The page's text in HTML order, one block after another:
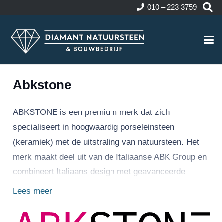
010 – 223 3759
Abkstone
ABKSTONE is een premium merk dat zich
specialiseert in hoogwaardig porseleinsteen
(keramiek) met de uitstraling van natuursteen. Het
merk maakt deel uit van de Italiaanse ABK Group en
combineert Italiaans design met geavanceerde
productietechnologie. ABKSTONE richt zich vooral
op architecten, interieurontwerpers en
projectontwikkelaars die op zoek zijn naar
Lees meer